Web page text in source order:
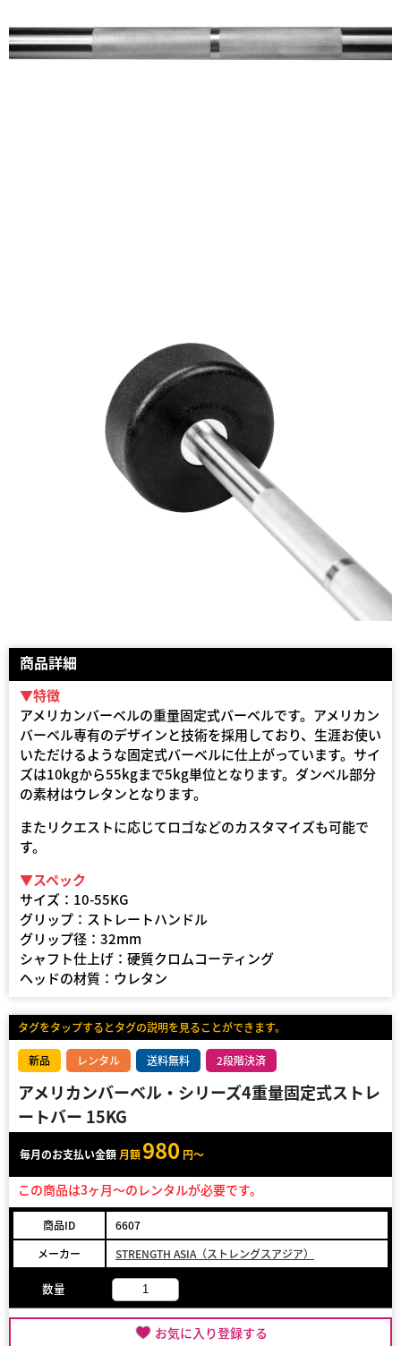
商品詳細
▼特徴
アメリカンバーベルの重量固定式バーベルです。アメリカン
バーベル専有のデザインと技術を採用しており、生涯お使い
いただけるような固定式バーベルに仕上がっています。サイ
ズは10kgから55kgまで5kg単位となります。ダンベル部分
の素材はウレタンとなります。
またリクエストに応じてロゴなどのカスタマイズも可能で
す。
▼スペック
サイズ：10-55KG
グリップ：ストレートハンドル
グリップ径：32mm
シャフト仕上げ：硬質クロムコーティング
ヘッドの材質：ウレタン
タグをタップするとタグの説明を見ることができます。
新品 レンタル 送料無料 2段階決済
アメリカンバーベル・シリーズ4重量固定式ストレ
ートバー 15KG
毎月のお支払い金額 月額980 円～
この商品は3ヶ月～のレンタルが必要です。
商品ID
6607
メーカー
STRENGTH ASIA（ストレングスアジア）
数量
お気に入り登録する